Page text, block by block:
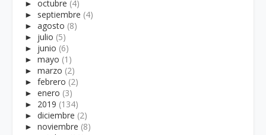
► octubre (4)
► septiembre (4)
► agosto (8)
► julio (5)
► junio (6)
► mayo (1)
► marzo (2)
► febrero (2)
► enero (3)
► 2019 (134)
► diciembre (2)
► noviembre (8)